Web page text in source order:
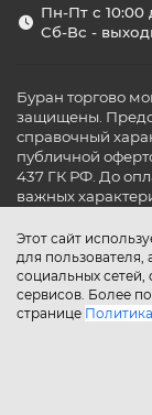
Этот сайт
для
социальных сетей,
сервисов. Более
странице
Пн-Пт с 10:00
Сб-Вс -
Буран торгово
защищены.
справочный
публичной
437 ГК РФ. До
важных